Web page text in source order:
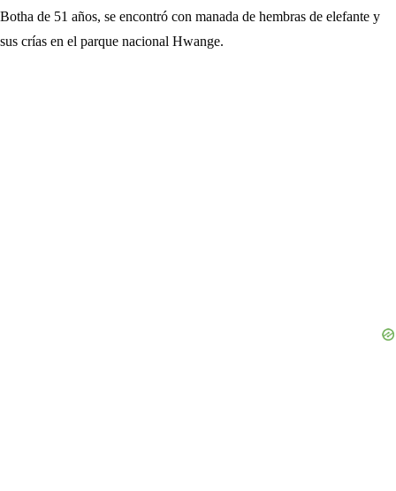
Botha de 51 años, se encontró con manada de hembras de elefante y
sus crías en el parque nacional Hwange.